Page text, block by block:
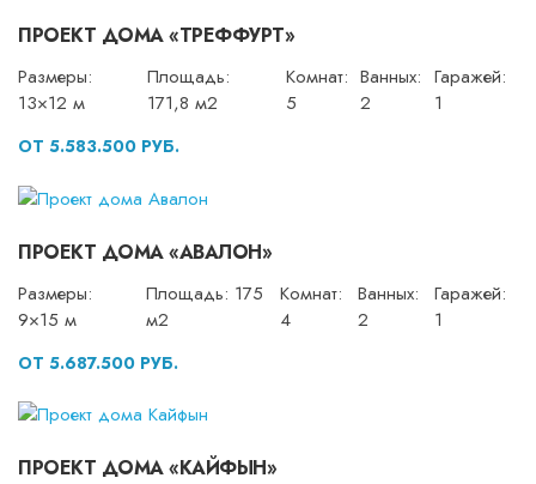
ПРОЕКТ ДОМА «ТРЕФФУРТ»
Размеры:
13×12 м
Площадь:
171,8 м2
Комнат:
5
Ванных:
2
Гаражей:
1
ОТ 5.583.500 РУБ.
ПРОЕКТ ДОМА «АВАЛОН»
Размеры:
9×15 м
Площадь: 175
м2
Комнат:
4
Ванных:
2
Гаражей:
1
ОТ 5.687.500 РУБ.
ПРОЕКТ ДОМА «КАЙФЫН»